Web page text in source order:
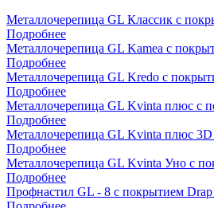
Металлочерепица GL Классик с
Подробнее
Металлочерепица GL Kamea с
Подробнее
Металлочерепица GL Kredo с
Подробнее
Металлочерепица GL Kvinta плюс с
Подробнее
Металлочерепица GL Kvinta плюс
Подробнее
Металлочерепица GL Kvinta Уно с
Подробнее
Профнастил GL - 8 с покрытием